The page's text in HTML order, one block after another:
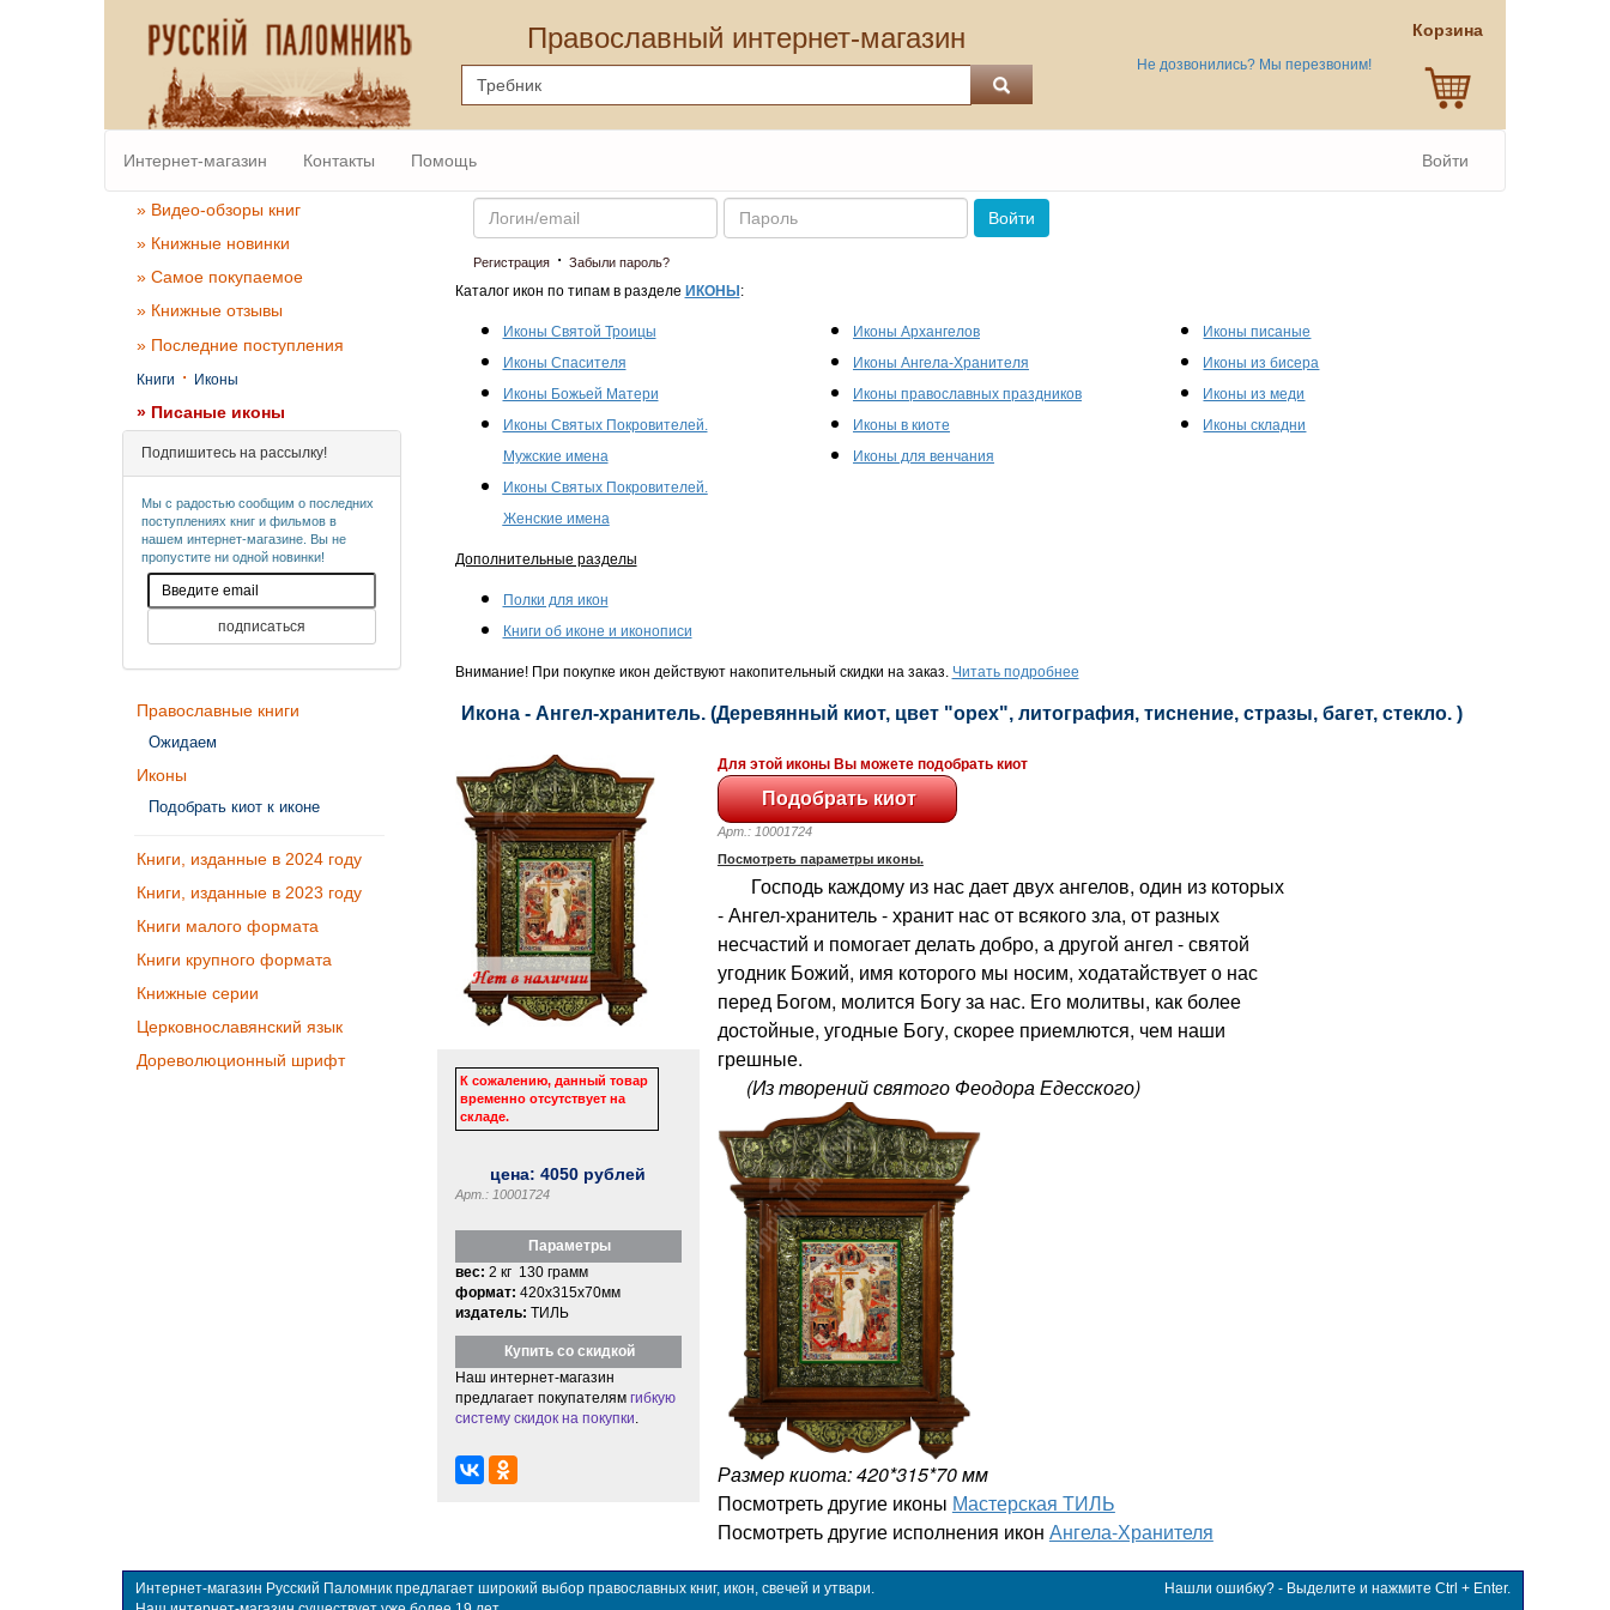
Православный интернет-магазин
Не дозвонились? Мы перезвоним!
Корзина
Интернет-магазин Контакты Помощь Войти
» Видео-обзоры книг
» Книжные новинки
» Самое покупаемое
» Книжные отзывы
» Последние поступления
Книги · Иконы
» Писаные иконы
Подпишитесь на рассылку!
Мы с радостью сообщим о последних
поступлениях книг и фильмов в
нашем интернет-магазине. Вы не
пропустите ни одной новинки!
Православные книги
Ожидаем
Иконы
Подобрать киот к иконе
Книги, изданные в 2024 году
Книги, изданные в 2023 году
Книги малого формата
Книги крупного формата
Книжные серии
Церковнославянский язык
Дореволюционный шрифт
Email Пароль
Войти
Регистрация· Забыли пароль?
Каталог икон по типам в разделе ИКОНЫ :
Иконы Святой Троицы
Иконы Спасителя
Иконы Божьей Матери
Иконы Святых Покровителей.
Мужские имена
Иконы Святых Покровителей.
Женские имена
Иконы Архангелов
Иконы Ангела-Хранителя
Иконы православных праздников
Иконы в киоте
Иконы для венчания
Иконы писаные
Иконы из бисера
Иконы из меди
Иконы складни
Дополнительные разделы
Полки для икон
Книги об иконе и иконописи
Внимание! При покупке икон действуют накопительный скидки на заказ. Читать подробнее
Икона - Ангел-хранитель. (Деревянный киот, цвет "орех", литография, тиснение, стразы, багет, стекло. )
К сожалению, данный товар
временно отсутствует на
складе.
цена:4050 рублей
Арт.: 10001724
Параметры
вес: 2 кг 130 грамм
формат: 420x315x70мм
издатель: ТИЛЬ
Купить со скидкой
Наш интернет-магазин
предлагает покупателям гибкую
систему скидок на покупки
Для этой иконы Вы можете подобрать киот
Арт.: 10001724
Посмотреть параметры иконы.
Господь каждому из нас дает двух ангелов, один из которых
- Ангел-хранитель - хранит нас от всякого зла, от разных
несчастий и помогает делать добро, а другой ангел - святой
угодник Божий, имя которого мы носим, ходатайствует о нас
перед Богом, молится Богу за нас. Его молитвы, как более
достойные, угодные Богу, скорее приемлются, чем наши
грешные.
(Из творений святого Феодора Едесского)
Размер киота: 420*315*70 мм
Посмотреть другие иконы Мастерская ТИЛЬ
Посмотреть другие исполнения икон Ангела-Хранителя
Интернет-магазин Русский Паломник предлагает широкий выбор православных книг, икон, свечей и утвари.
Нашли ошибку? - Выделите и нажмите Ctrl + Enter.